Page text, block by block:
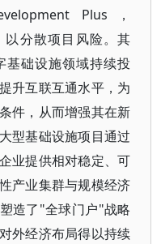
Plus，
以分散项目风险。其
基础设施领域持续投
升互联互通水平，为
件，从而增强其在新
型基础设施项目通过
业提供相对稳定、可
产业集群与规模经济
造了"全球门户"战略
外经济布局得以持续